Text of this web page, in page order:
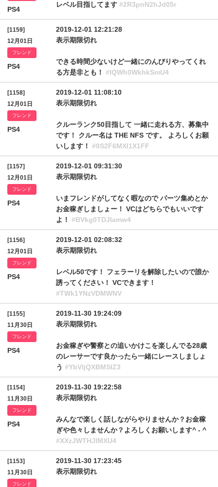
PS4
レベル目指してます #2R3pnN2hJd05r
[1159]
12月01日
フレンド
PS4
2019-12-01 12:21:28
表示期限切れ
できる時間少ないけど一緒にのんびりやってくれ
る方是非とも！ #lQWh0WkhkSmU4
[1158]
12月01日
フレンド
PS4
2019-12-01 11:08:10
表示期限切れ
クルーランク50目指して 一緒に走れる方、募集中
です！ クルー名は THE NFS です。 よろしくお願
いします！ #0S2F6MXI1X1FF
[1157]
12月01日
フレンド
PS4
2019-12-01 09:31:30
表示期限切れ
いまフレンドがしてなく暇なので パーツ集めとか
お金稼ぎしましょー！ VCはどちらでもいいです
よ！ #BVkg0TDJIamw4
[1156]
12月01日
フレンド
PS4
2019-12-01 02:08:32
表示期限切れ
レベル50です！ フェラーリを解除したいので誰か
誘ってください！ VCできます！
#TWk1YNzVDMWNV
[1155]
11月30日
フレンド
PS4
2019-11-30 19:24:09
表示期限切れ
お金稼ぎや警察との追いかけこを楽しんでる28歳
のレーサーです良かったら一緒にレースしましょ
う #YbVljQXBMSlZ3
[1154]
11月30日
フレンド
PS4
2019-11-30 19:22:58
表示期限切れ
みんなで楽しく話しながらやりませんか？お金稼
ぎや色々しませんか？よろしくお願いします^ - ^
#XXzJWTHJIMXU4
[1153]
11月30日
フレンド
2019-11-30 17:23:45
表示期限切れ